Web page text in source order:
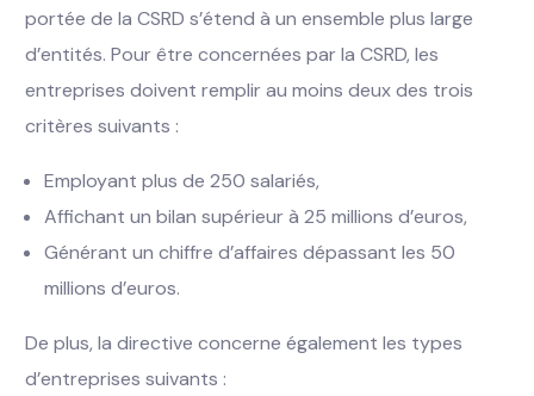
portée de la CSRD s’étend à un ensemble plus large
d’entités. Pour être concernées par la CSRD, les
entreprises doivent remplir au moins deux des trois
critères suivants :
Employant plus de 250 salariés,
Affichant un bilan supérieur à 25 millions d’euros,
Générant un chiffre d’affaires dépassant les 50
millions d’euros.
De plus, la directive concerne également les types
d’entreprises suivants :